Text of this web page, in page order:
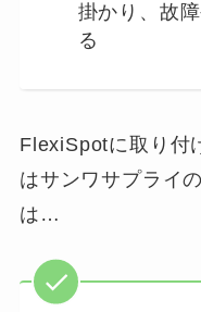
掛かり、故
る
FlexiSpotに取り付
はサンワサプライ
は…